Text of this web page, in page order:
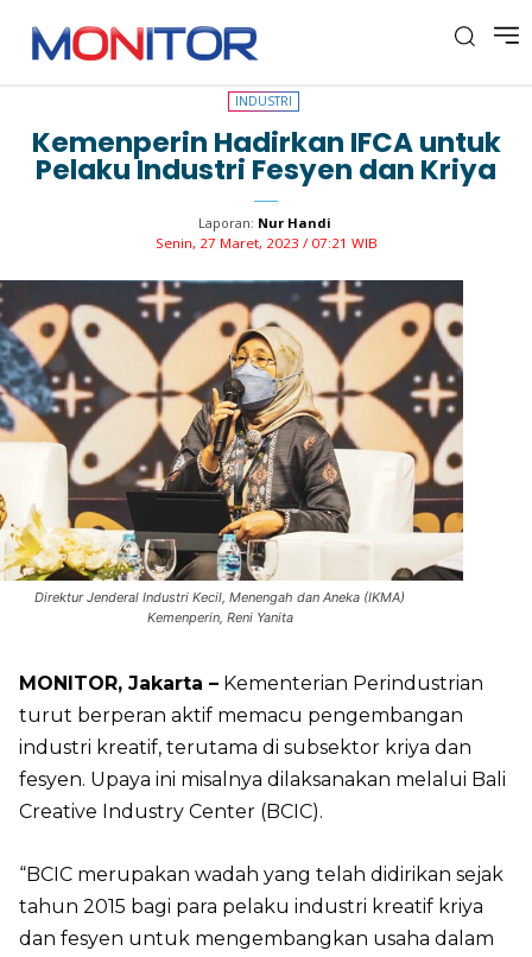
INDUSTRI
INDUSTRI
Kemenperin Hadirkan IFCA untuk
Pelaku Industri Fesyen dan Kriya
Laporan: Nur Handi
Senin, 27 Maret, 2023 / 07:21 WIB
Direktur Jenderal Industri Kecil, Menengah dan Aneka (IKMA)
Kemenperin, Reni Yanita
MONITOR, Jakarta – Kementerian Perindustrian
turut berperan aktif memacu pengembangan
industri kreatif, terutama di subsektor kriya dan
fesyen. Upaya ini misalnya dilaksanakan melalui Bali
Creative Industry Center (BCIC).
“BCIC merupakan wadah yang telah didirikan sejak
tahun 2015 bagi para pelaku industri kreatif kriya
dan fesyen untuk mengembangkan usaha dalam